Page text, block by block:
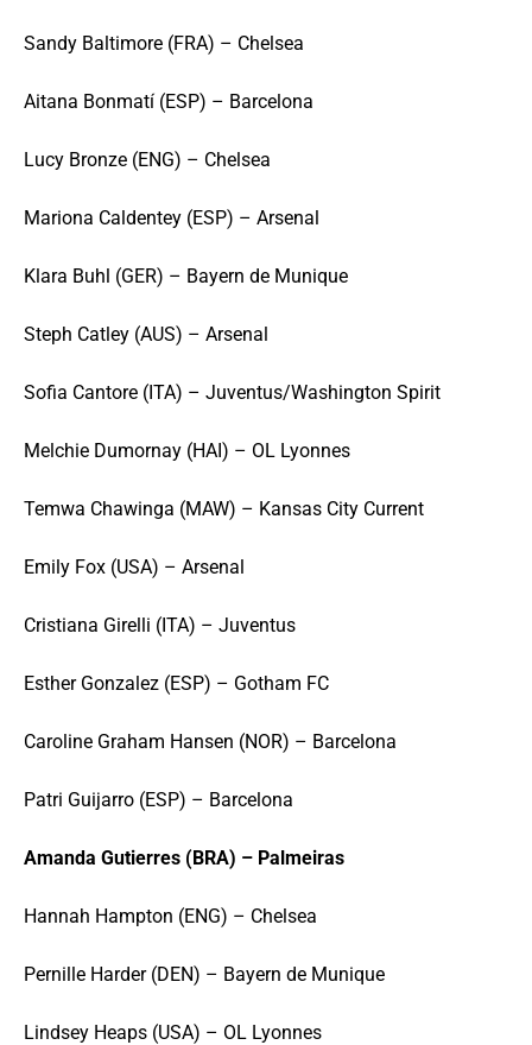
Sandy Baltimore (FRA) – Chelsea
Aitana Bonmatí (ESP) – Barcelona
Lucy Bronze (ENG) – Chelsea
Mariona Caldentey (ESP) – Arsenal
Klara Buhl (GER) – Bayern de Munique
Steph Catley (AUS) – Arsenal
Sofia Cantore (ITA) – Juventus/Washington Spirit
Melchie Dumornay (HAI) – OL Lyonnes
Temwa Chawinga (MAW) – Kansas City Current
Emily Fox (USA) – Arsenal
Cristiana Girelli (ITA) – Juventus
Esther Gonzalez (ESP) – Gotham FC
Caroline Graham Hansen (NOR) – Barcelona
Patri Guijarro (ESP) – Barcelona
Amanda Gutierres (BRA) – Palmeiras
Hannah Hampton (ENG) – Chelsea
Pernille Harder (DEN) – Bayern de Munique
Lindsey Heaps (USA) – OL Lyonnes